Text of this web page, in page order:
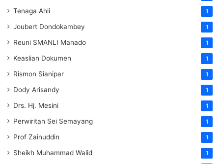
Tenaga Ahli 1
Joubert Dondokambey 1
Reuni SMANLI Manado 1
Keaslian Dokumen 1
Rismon Sianipar 1
Dody Arisandy 1
Drs. Hj. Mesini 1
Perwiritan Sei Semayang 1
Prof Zainuddin 1
Sheikh Muhammad Walid 1